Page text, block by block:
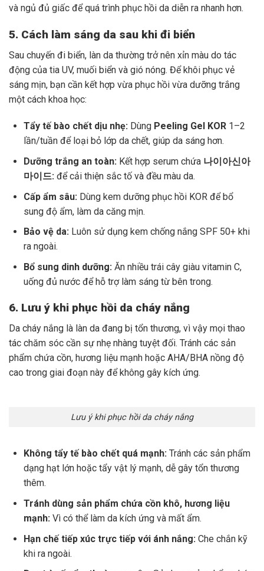
và ngủ đủ giấc để quá trình phục hồi da diễn ra nhanh hơn.
5. Cách làm sáng da sau khi đi biển
Sau chuyến đi biển, làn da thường trở nên xỉn màu do tác
động của tia UV, muối biển và gió nóng. Để khôi phục vẻ
sáng mịn, bạn cần kết hợp vừa phục hồi vừa dưỡng trắng
một cách khoa học:
Tẩy tế bào chết dịu nhẹ: Dùng Peeling Gel KOR 1–2
lần/tuần để loại bỏ lớp da chết, giúp da sáng hơn.
Dưỡng trắng an toàn: Kết hợp serum chứa 나이아신아
마이드: để cải thiện sắc tố và đều màu da.
Cấp ẩm sâu: Dùng kem dưỡng phục hồi KOR để bổ
sung độ ẩm, làm da căng mịn.
Bảo vệ da: Luôn sử dụng kem chống nắng SPF 50+ khi
ra ngoài.
Bổ sung dinh dưỡng: Ăn nhiều trái cây giàu vitamin C,
uống đủ nước để hỗ trợ làm sáng từ bên trong.
6. Lưu ý khi phục hồi da cháy nắng
Da cháy nắng là làn da đang bị tổn thương, vì vậy mọi thao
tác chăm sóc cần sự nhẹ nhàng tuyệt đối. Tránh các sản
phẩm chứa cồn, hương liệu mạnh hoặc AHA/BHA nồng độ
cao trong giai đoạn này để không gây kích ứng.
Lưu ý khi phục hồi da cháy nắng
Không tẩy tế bào chết quá mạnh: Tránh các sản phẩm
dạng hạt lớn hoặc tẩy vật lý mạnh, dễ gây tổn thương
thêm.
Tránh dùng sản phẩm chứa cồn khô, hương liệu
mạnh: Vì có thể làm da kích ứng và mất ẩm.
Hạn chế tiếp xúc trực tiếp với ánh nắng: Che chắn kỹ
khi ra ngoài.